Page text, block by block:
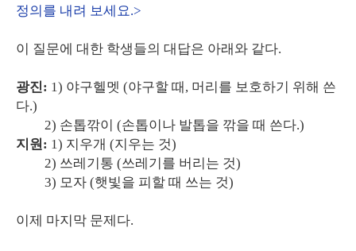
정의를 내려 보세요.>
이 질문에 대한 학생들의 대답은 아래와 같다.
광진: 1) 야구헬멧 (야구할 때, 머리를 보호하기 위해 쓴
다.)
2) 손톱깎이 (손톱이나 발톱을 깎을 때 쓴다.)
지원: 1) 지우개 (지우는 것)
2) 쓰레기통 (쓰레기를 버리는 것)
3) 모자 (햇빛을 피할 때 쓰는 것)
이제 마지막 문제다.